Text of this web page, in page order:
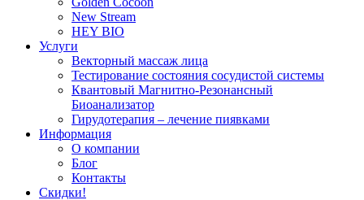
New Stream
HEY BIO
Услуги
Векторный массаж лица
Тестирование состояния сосудистой системы
Квантовый Магнитно-Резонансный
Биоанализатор
Гирудотерапия – лечение пиявками
Информация
О компании
Блог
Контакты
Скидки!